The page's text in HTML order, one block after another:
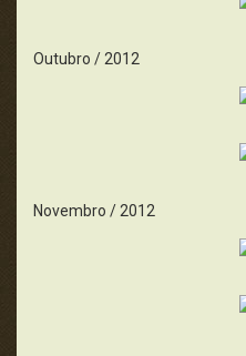
Outubro / 2012
Novembro / 2012